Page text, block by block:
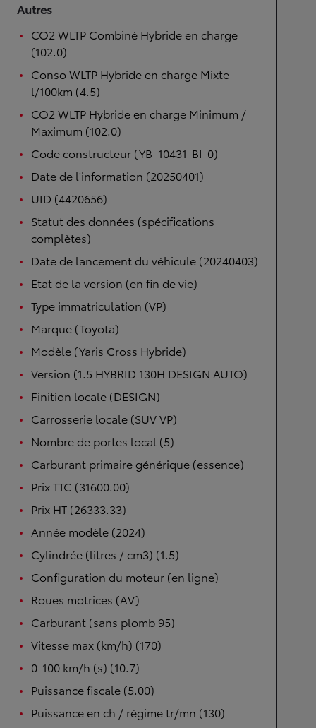
Autres
CO2 WLTP Combiné Hybride en charge
(102.0)
Conso WLTP Hybride en charge Mixte
l/100km (4.5)
CO2 WLTP Hybride en charge Minimum /
Maximum (102.0)
Code constructeur (YB-10431-BI-0)
Date de l'information (20250401)
UID (4420656)
Statut des données (spécifications
complètes)
Date de lancement du véhicule (20240403)
Etat de la version (en fin de vie)
Type immatriculation (VP)
Marque (Toyota)
Modèle (Yaris Cross Hybride)
Version (1.5 HYBRID 130H DESIGN AUTO)
Finition locale (DESIGN)
Carrosserie locale (SUV VP)
Nombre de portes local (5)
Carburant primaire générique (essence)
Prix TTC (31600.00)
Prix HT (26333.33)
Année modèle (2024)
Cylindrée (litres / cm3) (1.5)
Configuration du moteur (en ligne)
Roues motrices (AV)
Carburant (sans plomb 95)
Vitesse max (km/h) (170)
0-100 km/h (s) (10.7)
Puissance fiscale (5.00)
Puissance en ch / régime tr/mn (130)